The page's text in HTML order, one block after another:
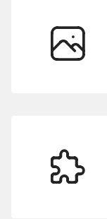
200
Banyak